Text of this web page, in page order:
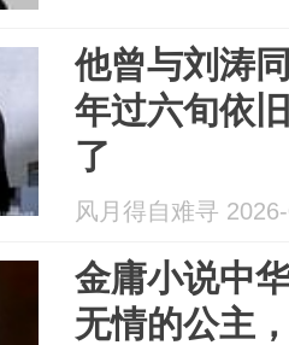
他曾与刘涛
年过六旬依
了
风月得自难寻
金庸小说中
无情的公主